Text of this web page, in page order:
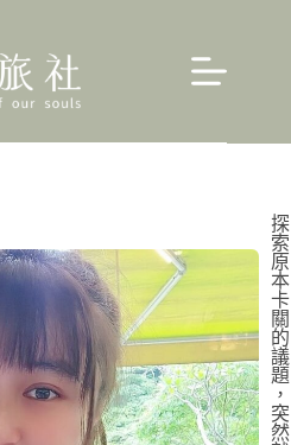
探
索
原
本
卡
關
的
議
題
，
突
然